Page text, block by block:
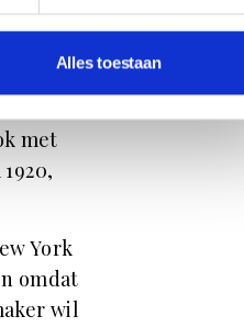
Alles toestaan
de
hij acht
met
York
omdat
wil